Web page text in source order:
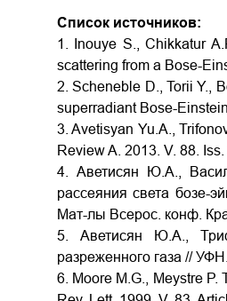
Список источников:
1. Inouye S., Chikkatur
scattering from a Bose-
2. Scheneble D., Torii Y.,
superradiant Bose-
3. Avetisyan Yu.A.,
Review A. 2013. V. 88.
4. Аветисян Ю.А.,
рассеяния света бозе-
Мат-лы Всерос. конф.
5. Аветисян Ю.А.,
разреженного газа //
6. Moore M.G., Meystre